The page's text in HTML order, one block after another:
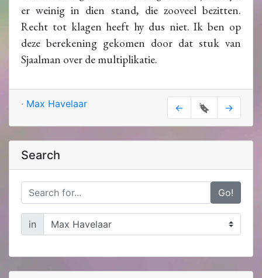
er weinig in dien stand, die zooveel bezitten.
Recht tot klagen heeft hy dus niet. Ik ben op
deze berekening gekomen door dat stuk van
Sjaalman over de multiplikatie.
· Max Havelaar ← 🔖 →
Search
Go!
in